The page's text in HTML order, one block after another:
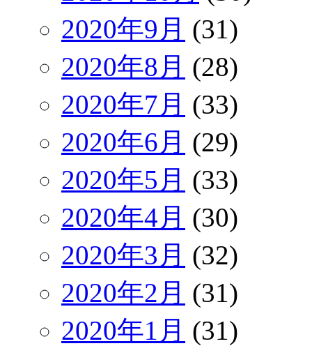
2020年9月 (31)
2020年8月 (28)
2020年7月 (33)
2020年6月 (29)
2020年5月 (33)
2020年4月 (30)
2020年3月 (32)
2020年2月 (31)
2020年1月 (31)